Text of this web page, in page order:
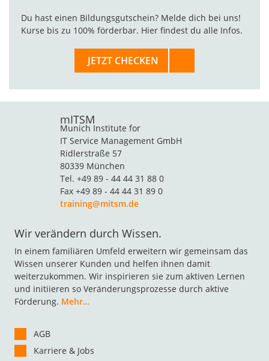
Du hast einen Bildungsgutschein? Melde dich bei uns!
Kurse bis zu 100% förderbar. Hier findest du alle Infos.
JETZT CHECKEN
mITSM
Munich Institute for
IT Service Management GmbH
Ridlerstraße 57
80339 München
Tel. +49 89 - 44 44 31 88 0
Fax +49 89 - 44 44 31 89 0
training@mitsm.de
Wir verändern durch Wissen.
In einem familiären Umfeld erweitern wir gemeinsam das
Wissen unserer Kunden und helfen ihnen damit
weiterzukommen. Wir inspirieren sie zum aktiven Lernen
und initiieren so Veränderungsprozesse durch aktive
Förderung. Mehr…
AGB
Karriere & Jobs